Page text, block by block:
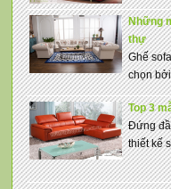
Những
thự
Ghế
chọn
Top 3
Đứng
thiết kế